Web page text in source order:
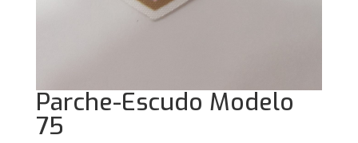
Parche-Escudo Modelo
75